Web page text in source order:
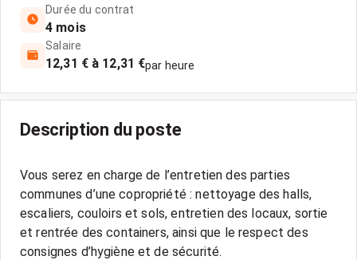
Durée du contrat
4 mois
Salaire
12,31 € à 12,31 €par heure
Description du poste
Vous serez en charge de l’entretien des parties
communes d’une copropriété : nettoyage des halls,
escaliers, couloirs et sols, entretien des locaux, sortie
et rentrée des containers, ainsi que le respect des
consignes d’hygiène et de sécurité.